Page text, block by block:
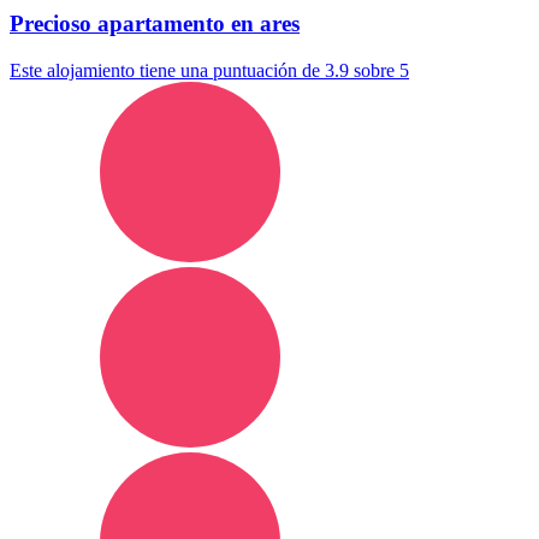
Precioso apartamento en ares
Este alojamiento tiene una puntuación de 3.9 sobre 5